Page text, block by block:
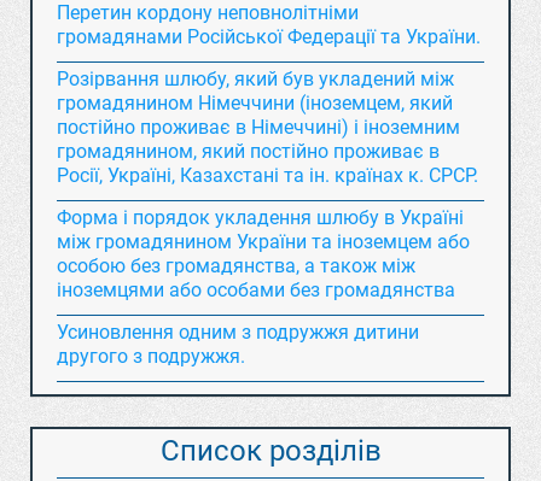
Перетин кордону неповнолітніми
громадянами Російської Федерації та України.
Розірвання шлюбу, який був укладений між
громадянином Німеччини (іноземцем, який
постійно проживає в Німеччині) і іноземним
громадянином, який постійно проживає в
Росії, Україні, Казахстані та ін. країнах к. СРСР.
Форма і порядок укладення шлюбу в Україні
між громадянином України та іноземцем або
особою без громадянства, а також між
іноземцями або особами без громадянства
Усиновлення одним з подружжя дитини
другого з подружжя.
Список розділів